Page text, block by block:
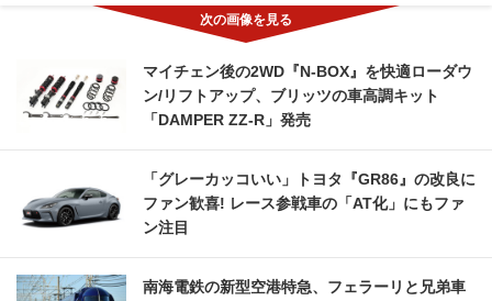
マイチェン後の2WD『N-BOX』を快適ローダウ
ン/リフトアップ、ブリッツの車高調キット
「DAMPER ZZ-R」発売
「グレーカッコいい」トヨタ『GR86』の改良に
ファン歓喜! レース参戦車の「AT化」にもファ
ン注目
南海電鉄の新型空港特急、フェラーリと兄弟車